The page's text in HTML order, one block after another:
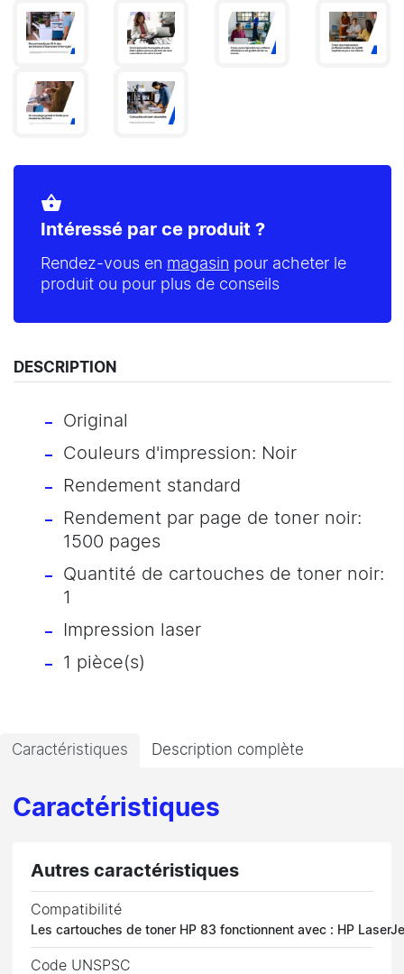
shopping_basket
Intéressé par ce produit ?
Rendez-vous en magasin pour acheter le
produit ou pour plus de conseils
DESCRIPTION
Original
Couleurs d'impression: Noir
Rendement standard
Rendement par page de toner noir:
1500 pages
Quantité de cartouches de toner noir:
1
Impression laser
1 pièce(s)
Caractéristiques Description complète
Caractéristiques
Autres caractéristiques
Compatibilité
Les cartouches de toner HP 83 fonctionnent avec : HP
Code UNSPSC